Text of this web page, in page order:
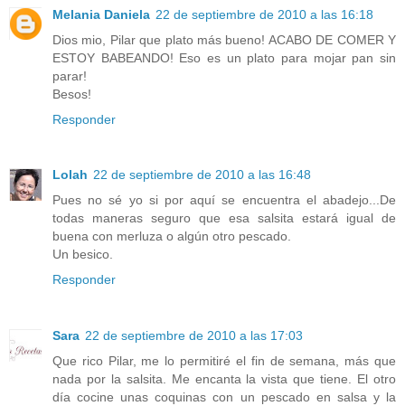
Melania Daniela 22 de septiembre de 2010 a las 16:18
Dios mio, Pilar que plato más bueno! ACABO DE COMER Y
ESTOY BABEANDO! Eso es un plato para mojar pan sin
parar!
Besos!
Responder
Lolah 22 de septiembre de 2010 a las 16:48
Pues no sé yo si por aquí se encuentra el abadejo...De
todas maneras seguro que esa salsita estará igual de
buena con merluza o algún otro pescado.
Un besico.
Responder
Sara 22 de septiembre de 2010 a las 17:03
Que rico Pilar, me lo permitiré el fin de semana, más que
nada por la salsita. Me encanta la vista que tiene. El otro
día cocine unas coquinas con un pescado en salsa y la